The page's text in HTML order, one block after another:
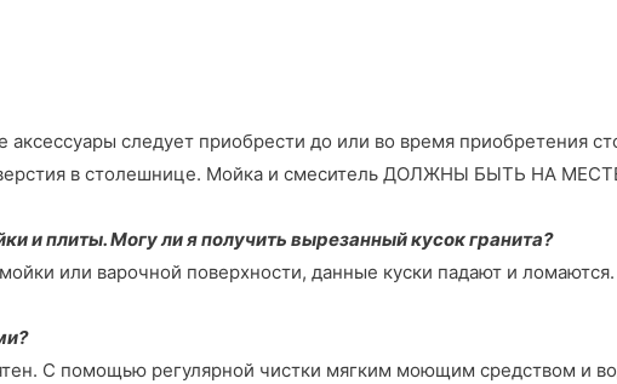
аксессуары следует приобрести до или во время приобретения
в столешнице. Мойка и смеситель ДОЛЖНЫ БЫТЬ НА
и плиты. Могу ли я получить вырезанный кусок гранита?
или варочной поверхности, данные куски падают и
С помощью регулярной чистки мягким моющим средством и